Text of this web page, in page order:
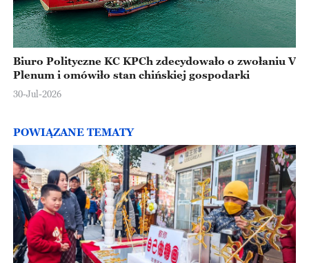
Biuro Polityczne KC KPCh zdecydowało o zwołaniu V
Plenum i omówiło stan chińskiej gospodarki
30-Jul-2026
POWIĄZANE TEMATY